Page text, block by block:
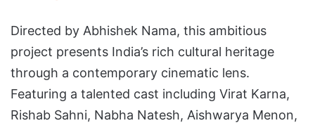
Directed by Abhishek Nama, this ambitious
project presents India’s rich cultural heritage
through a contemporary cinematic lens.
Featuring a talented cast including Virat Karna,
Rishab Sahni, Nabha Natesh, Aishwarya Menon,